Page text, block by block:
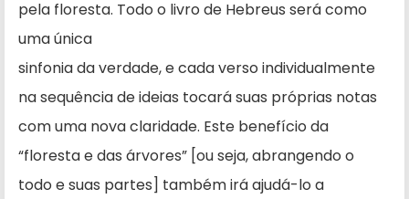
pela floresta. Todo o livro de Hebreus será como
uma única
sinfo­nia da verdade, e cada verso individu­almente
na sequência de ideias tocará suas próprias notas
com uma nova claridade. Este benefício da
“floresta e das árvores” [ou seja, abrangendo o
todo e suas partes] também irá ajudá­-lo a